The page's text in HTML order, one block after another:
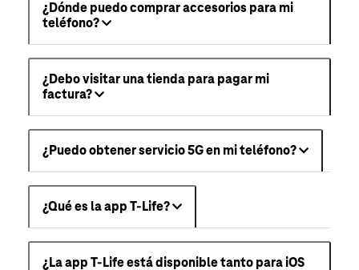
¿Dónde puedo comprar accesorios para mi
teléfono?
¿Debo visitar una tienda para pagar mi
factura?
¿Puedo obtener servicio 5G en mi teléfono?
¿Qué es la app T-Life?
¿La app T-Life está disponible tanto para iOS